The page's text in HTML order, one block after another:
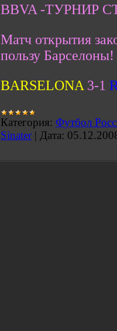
BBVA -ТУРНИР
Матч открытия
пользу Барселоны!
BARSELONA 3-1
Категория: Футбол
Sinater | Дата: